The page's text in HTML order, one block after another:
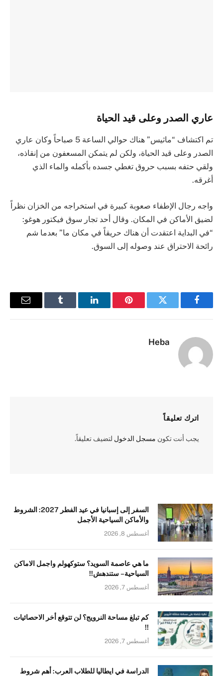
عاري الصدر وعلى قيد الحياة
تم اكتشاف “ماثيس” هناك حوالي الساعة 5 صباحاً وكان عاري
الصدر وعلى قيد الحياة، ولكن لم يتمكن المسعفون من إنقاذه،
ولقي حتفه بسبب حروق تغطي جسده بأكمله والماء الذي
أغرقه.
واجه رجال الإطفاء صعوبة كبيرة في استخراجه من الخزان نظراً
لضيق الأماكن في المكان. وقال أحد تجار سوق فيكتور هوغو:
“في البداية اعتقدت أن هناك حريقاً في مكان ما” بعدما شم
رائحة الاحتراق عند وصوله إلى السوق.
فيسبوك تويتر بينتيريستلينكدإن Tumblr
البريد
Heba
اترك تعليقاً
يجب أنت تكون مسجل الدخول لتضيف تعليقاً.
السفر إلى إسبانيا في عيد الفطر 2027: الشروط
والأماكن السياحية الأجمل
أغسطس 8, 2026
ما هي عاصمة السويد؟ ستوكهولم واجمل الاماكن
السياحية – ستندهش!!
أغسطس 7, 2026
كم تبلغ مساحة النرويج؟ لن تتوقع أخر الاحصائيات
!!
أغسطس 7, 2026
الدراسة في ايطاليا للطلاب العرب: أهم شروط